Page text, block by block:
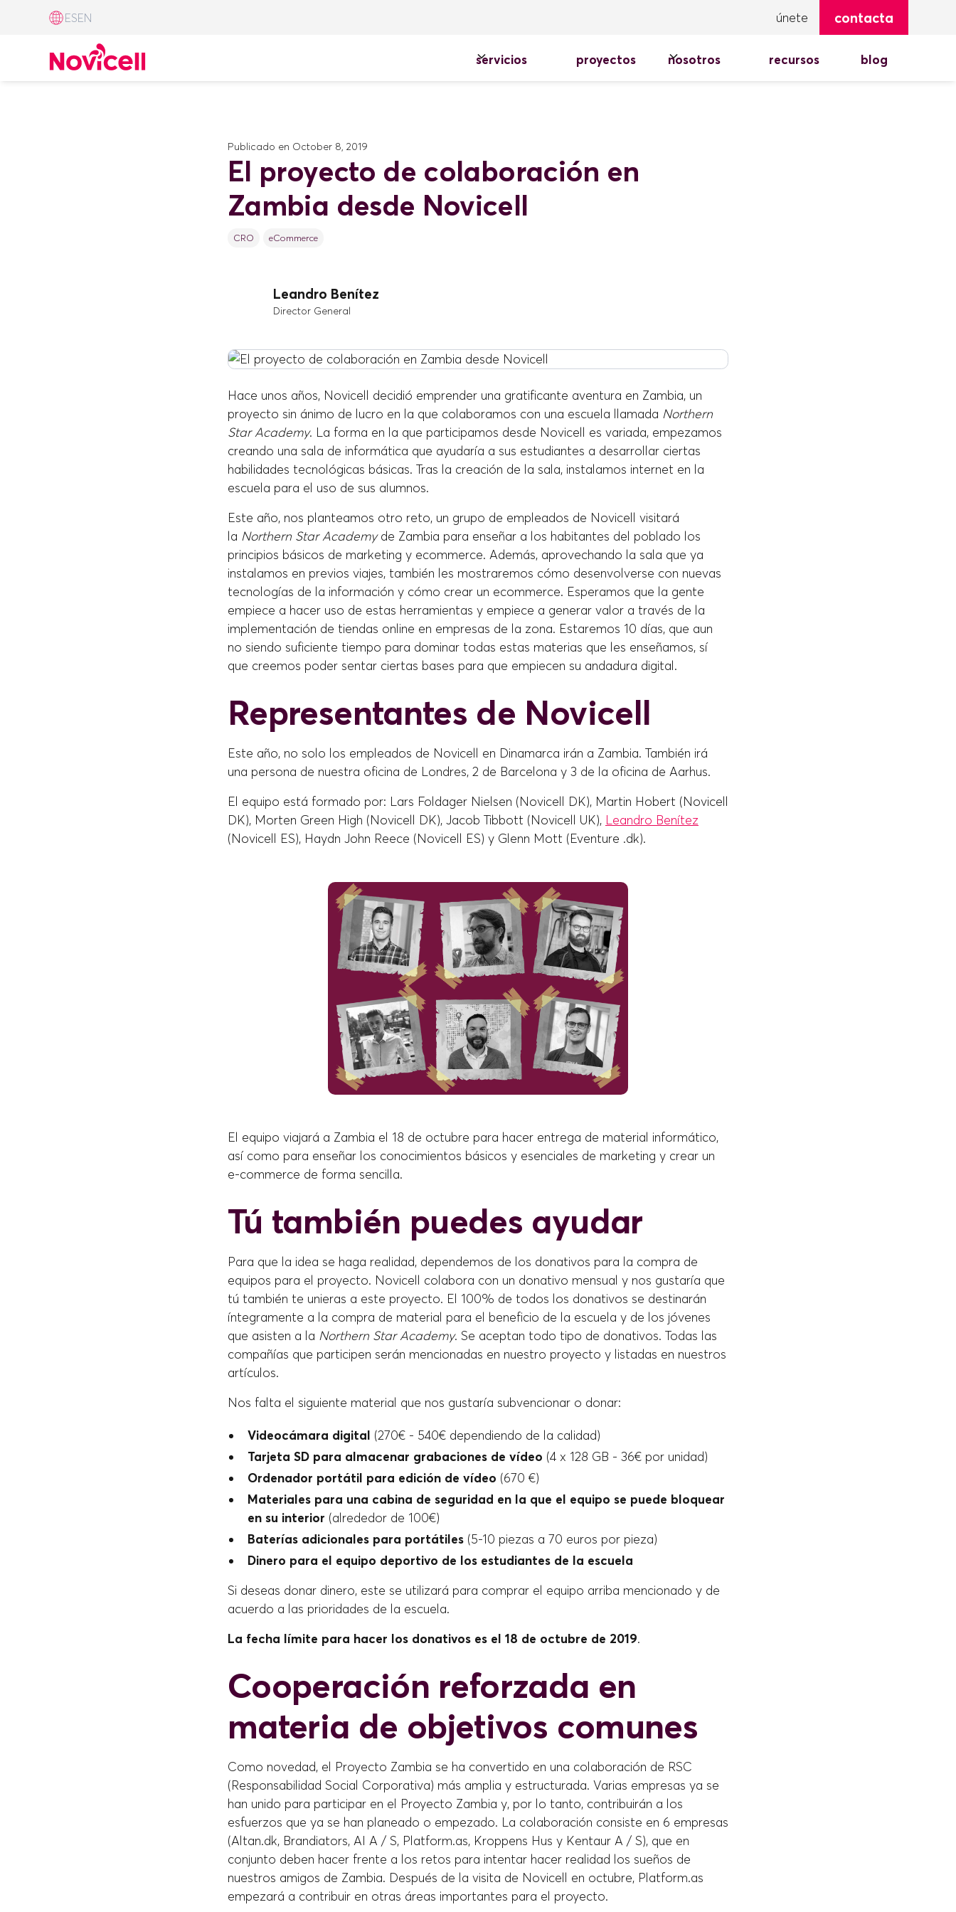
ESEN únete contacta
servicios proyectos nosotros recursos blog
Publicado en October 8, 2019
El proyecto de colaboración en
Zambia desde Novicell
CRO eCommerce
Leandro Benítez
Director General
Hace unos años, Novicell decidió emprender una gratificante aventura en Zambia, un
proyecto sin ánimo de lucro en la que colaboramos con una escuela llamada Northern
Star Academy. La forma en la que participamos desde Novicell es variada, empezamos
creando una sala de informática que ayudaría a sus estudiantes a desarrollar ciertas
habilidades tecnológicas básicas. Tras la creación de la sala, instalamos internet en la
escuela para el uso de sus alumnos.
Este año, nos planteamos otro reto, un grupo de empleados de Novicell visitará
la Northern Star Academyde Zambia para enseñar a los habitantes del poblado los
principios básicos de marketing y ecommerce. Además, aprovechando la sala que ya
instalamos en previos viajes, también les mostraremos cómo desenvolverse con nuevas
tecnologías de la información y cómo crear un ecommerce. Esperamos que la gente
empiece a hacer uso de estas herramientas y empiece a generar valor a través de la
implementación de tiendas online en empresas de la zona. Estaremos 10 días, que aun
no siendo suficiente tiempo para dominar todas estas materias que les enseñamos, sí
que creemos poder sentar ciertas bases para que empiecen su andadura digital.
Representantes de Novicell
Este año, no solo los empleados de Novicell en Dinamarca irán a Zambia. También irá
una persona de nuestra oficina de Londres, 2 de Barcelona y 3 de la oficina de Aarhus.
El equipo está formado por: Lars Foldager Nielsen (Novicell DK), Martin Hobert (Novicell
DK), Morten Green High (Novicell DK), Jacob Tibbott (Novicell UK), Leandro Benítez
(Novicell ES), Haydn John Reece (Novicell ES) y Glenn Mott (Eventure .dk).
El equipo viajará a Zambia el 18 de octubre para hacer entrega de material informático,
así como para enseñar los conocimientos básicos y esenciales de marketing y crear un
e-commerce de forma sencilla.
Tú también puedes ayudar
Para que la idea se haga realidad, dependemos de los donativos para la compra de
equipos para el proyecto. Novicell colabora con un donativo mensual y nos gustaría que
tú también te unieras a este proyecto. El 100% de todos los donativos se destinarán
íntegramente a la compra de material para el beneficio de la escuela y de los jóvenes
que asisten a la Northern Star Academy. Se aceptan todo tipo de donativos. Todas las
compañías que participen serán mencionadas en nuestro proyecto y listadas en nuestros
artículos.
Nos falta el siguiente material que nos gustaría subvencionar o donar:
Videocámara digital (270€ - 540€ dependiendo de la calidad)
Tarjeta SD para almacenar grabaciones de vídeo (4 x 128 GB - 36€ por unidad)
Ordenador portátil para edición de vídeo (670 €)
Materiales para una cabina de seguridad en la que el equipo se puede bloquear
en su interior (alrededor de 100€)
Baterías adicionales para portátiles (5-10 piezas a 70 euros por pieza)
Dinero para el equipo deportivo de los estudiantes de la escuela
Si deseas donar dinero, este se utilizará para comprar el equipo arriba mencionado y de
acuerdo a las prioridades de la escuela.
La fecha límite para hacer los donativos es el 18 de octubre de 2019.
Cooperación reforzada en
materia de objetivos comunes
Como novedad, el Proyecto Zambia se ha convertido en una colaboración de RSC
(Responsabilidad Social Corporativa) más amplia y estructurada. Varias empresas ya se
han unido para participar en el Proyecto Zambia y, por lo tanto, contribuirán a los
esfuerzos que ya se han planeado o empezado. La colaboración consiste en 6 empresas
(Altan.dk, Brandiators, AI A / S, Platform.as, Kroppens Hus y Kentaur A / S), que en
conjunto deben hacer frente a los retos para intentar hacer realidad los sueños de
nuestros amigos de Zambia. Después de la visita de Novicell en octubre, Platform.as
empezará a contribuir en otras áreas importantes para el proyecto.